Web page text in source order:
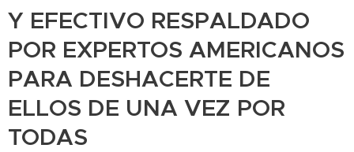
Y EFECTIVO RESPALDADO
POR EXPERTOS AMERICANOS
PARA DESHACERTE DE
ELLOS DE UNA VEZ POR
TODAS